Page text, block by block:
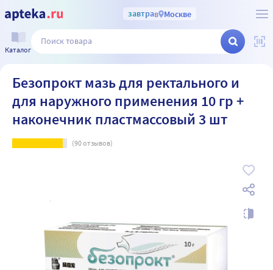
завтрав Москве
Каталог
Безопрокт мазь для ректального и
для наружного применения 10 гр +
наконечник пластмассовый 3 шт
(90отзывов)